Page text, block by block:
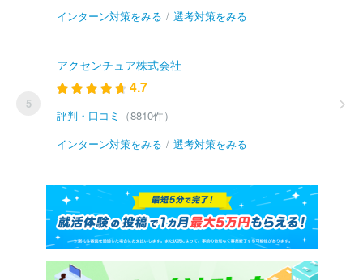
インターン対策をみる / 選考対策をみる
5
アクセンチュア株式会社
4.7
評判・口コミ
（8810件）
インターン対策をみる / 選考対策をみる